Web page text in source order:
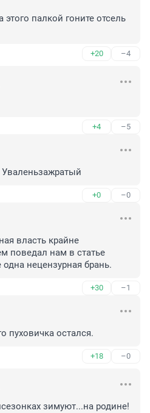
палкой гоните отсель
+20 –4
+4 –5
+0 –0
власть крайне
поведал нам в статье
нецензурная брань.
+30 –1
пуховичка остался.
+18 –0
зимуют...на родине!